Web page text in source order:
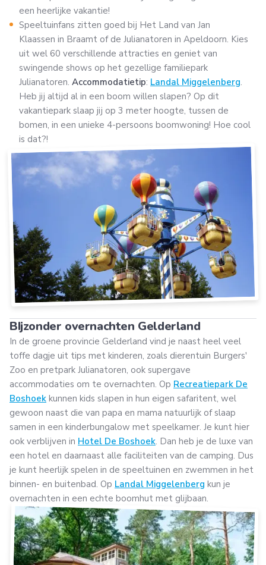
een heerlijke vakantie!
Speeltuinfans zitten goed bij Het Land van Jan
Klaassen in Braamt of de Julianatoren in Apeldoorn. Kies
uit wel 60 verschillende attracties en geniet van
swingende shows op het gezellige familiepark
Julianatoren. Accommodatietip: Landal Miggelenberg.
Heb jij altijd al in een boom willen slapen? Op dit
vakantiepark slaap jij op 3 meter hoogte, tussen de
bomen, in een unieke 4-persoons boomwoning! Hoe cool
is dat?!
BIjzonder overnachten Gelderland
In de groene provincie Gelderland vind je naast heel veel
toffe dagje uit tips met kinderen, zoals dierentuin Burgers'
Zoo en pretpark Julianatoren, ook supergave
accommodaties om te overnachten. Op Recreatiepark De
Boshoek kunnen kids slapen in hun eigen safaritent, wel
gewoon naast die van papa en mama natuurlijk of slaap
samen in een kinderbungalow met speelkamer. Je kunt hier
ook verblijven in Hotel De Boshoek. Dan heb je de luxe van
een hotel en daarnaast alle faciliteiten van de camping. Dus
je kunt heerlijk spelen in de speeltuinen en zwemmen in het
binnen- en buitenbad. Op Landal Miggelenberg kun je
overnachten in een echte boomhut met glijbaan.